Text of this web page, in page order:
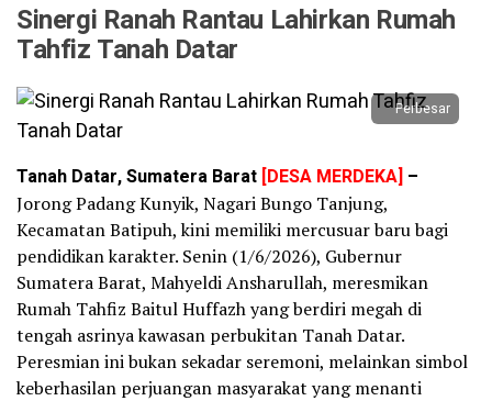
Sinergi Ranah Rantau Lahirkan Rumah
Tahfiz Tanah Datar
Perbesar
Tanah Datar, Sumatera Barat [DESA MERDEKA] –
Jorong Padang Kunyik, Nagari Bungo Tanjung,
Kecamatan Batipuh, kini memiliki mercusuar baru bagi
pendidikan karakter. Senin (1/6/2026), Gubernur
Sumatera Barat, Mahyeldi Ansharullah, meresmikan
Rumah Tahfiz Baitul Huffazh yang berdiri megah di
tengah asrinya kawasan perbukitan Tanah Datar.
Peresmian ini bukan sekadar seremoni, melainkan simbol
keberhasilan perjuangan masyarakat yang menanti